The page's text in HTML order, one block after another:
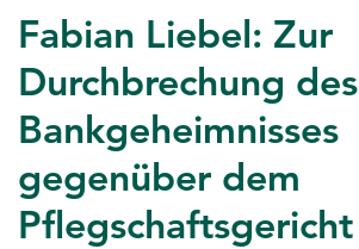
Fabian Liebel: Zur
Durchbrechung des
Bankgeheimnisses
gegenüber dem
Pflegschaftsgericht